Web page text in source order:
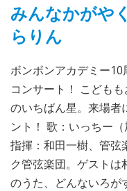
みんなかがや
らりん
ボンボンアカデミー
コンサート！ こども
のいちばん星。来場者
ント！ 歌：いっちー
指揮：和田一樹、管弦
ク管弦楽団。ゲスト
のうた、どんないろが